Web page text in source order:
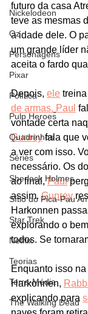
Nickelodeon
Oz
Personagens
Pixar
Política
Pulp Heroes
Quadrinhos
Séries
Sherlock Holmes
Sítio do Pica-Pau
Star Trek
Netflix
Teorias
Terra-Média
The Walking Dead
futuro da casa
teve as mesmas
a idade dele. O
um grande líder
aceita o fardo
Depois, ele
de armas. Paul
vontade certa
Gunrey fala que
a ver com isso.
necessário. Os
ao final, Paul
assim. Gunrey
Harkonnen
explorando o
todos. Se
Enquanto isso
Harkonnen,
explicando para